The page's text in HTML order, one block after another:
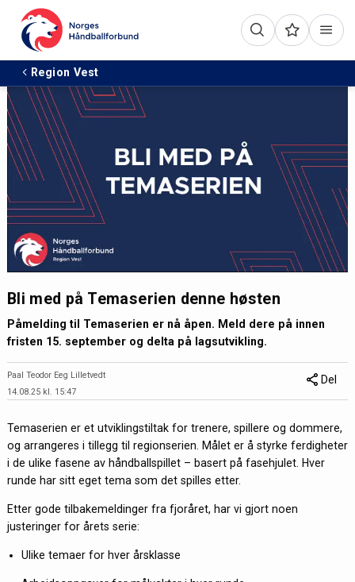
Region Vest
Bli med på Temaserien denne høsten
Påmelding til Temaserien er nå åpen. Meld dere på innen
fristen 15. september og delta på lagsutvikling.
Paal Teodor Eeg Lilletvedt
14.08.25 kl. 15:47
Del
Temaserien er et utviklingstiltak for trenere, spillere og dommere,
og arrangeres i tillegg til regionserien. Målet er å styrke ferdigheter
i de ulike fasene av håndballspillet – basert på fasehjulet. Hver
runde har sitt eget tema som det spilles etter.
Etter gode tilbakemeldinger fra fjoråret, har vi gjort noen
justeringer for årets serie:
Ulike temaer for hver årsklasse